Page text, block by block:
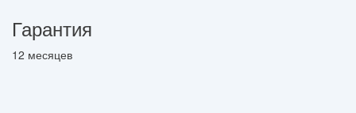
Гарантия
12 месяцев